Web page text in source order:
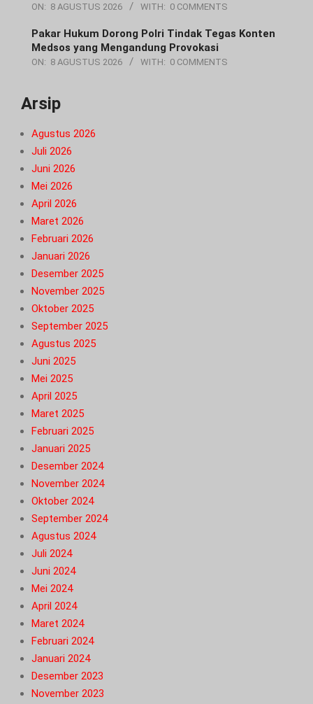
ON: 8 AGUSTUS 2026 WITH: 0 COMMENTS
Pakar Hukum Dorong Polri Tindak Tegas Konten
Medsos yang Mengandung Provokasi
ON: 8 AGUSTUS 2026 WITH: 0 COMMENTS
Arsip
Agustus 2026
Juli 2026
Juni 2026
Mei 2026
April 2026
Maret 2026
Februari 2026
Januari 2026
Desember 2025
November 2025
Oktober 2025
September 2025
Agustus 2025
Juni 2025
Mei 2025
April 2025
Maret 2025
Februari 2025
Januari 2025
Desember 2024
November 2024
Oktober 2024
September 2024
Agustus 2024
Juli 2024
Juni 2024
Mei 2024
April 2024
Maret 2024
Februari 2024
Januari 2024
Desember 2023
November 2023